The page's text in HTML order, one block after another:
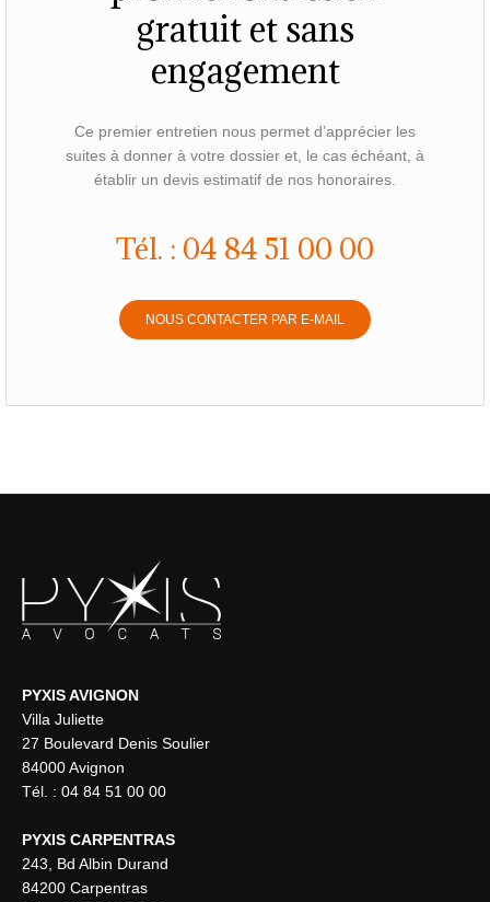
gratuit et sans
engagement
Ce premier entretien nous permet d’apprécier les
suites à donner à votre dossier et, le cas échéant, à
établir un devis estimatif de nos honoraires.
Tél. : 04 84 51 00 00
NOUS CONTACTER PAR E-MAIL
PYXIS AVIGNON
Villa Juliette
27 Boulevard Denis Soulier
84000 Avignon
Tél. : 04 84 51 00 00
PYXIS CARPENTRAS
243, Bd Albin Durand
84200 Carpentras